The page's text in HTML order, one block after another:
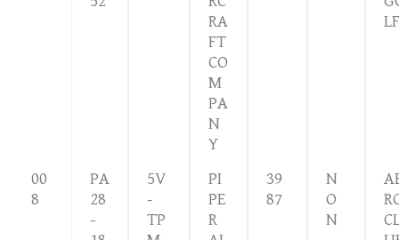
RA
FT
CO
M
PA
N
Y
00
8
PA
28
-
5V
-
TP
PI
PE
R
39
87
N
O
N